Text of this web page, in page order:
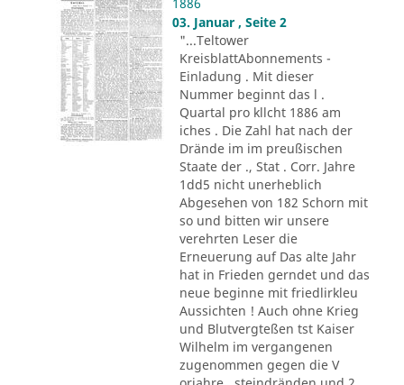
03. Januar , Seite 2
"...Teltower
KreisblattAbonnements -
Einladung . Mit dieser
Nummer beginnt das l .
Quartal pro kllcht 1886 am
iches . Die Zahl hat nach der
Drände im im preußischen
Staate der ., Stat . Corr. Jahre
1dd5 nicht unerheblich
Abgesehen von 182 Schorn mit
so und bitten wir unsere
verehrten Leser die
Erneuerung auf Das alte Jahr
hat in Frieden gerndet und das
neue beginne mit friedlirkleu
Aussichten ! Auch ohne Krieg
und Blutvergteßen tst Kaiser
Wilhelm im vergangenen
zugenommen gegen die V